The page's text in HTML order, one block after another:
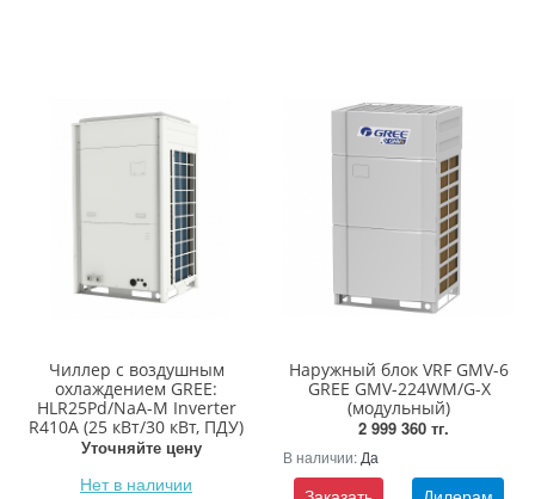
Чиллер с воздушным
охлаждением GREE:
HLR25Pd/NaA-M Inverter
R410A (25 кВт/30 кВт, ПДУ)
Уточняйте цену
Нет в наличии
Наружный блок VRF GMV-6
GREE GMV-224WM/G-X
(модульный)
2 999 360 тг.
В наличии: Да